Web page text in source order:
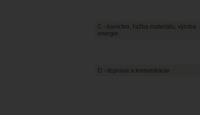
C - baníctvo, ťažba materiálu, výroba
energie
D - doprava a komunikácie